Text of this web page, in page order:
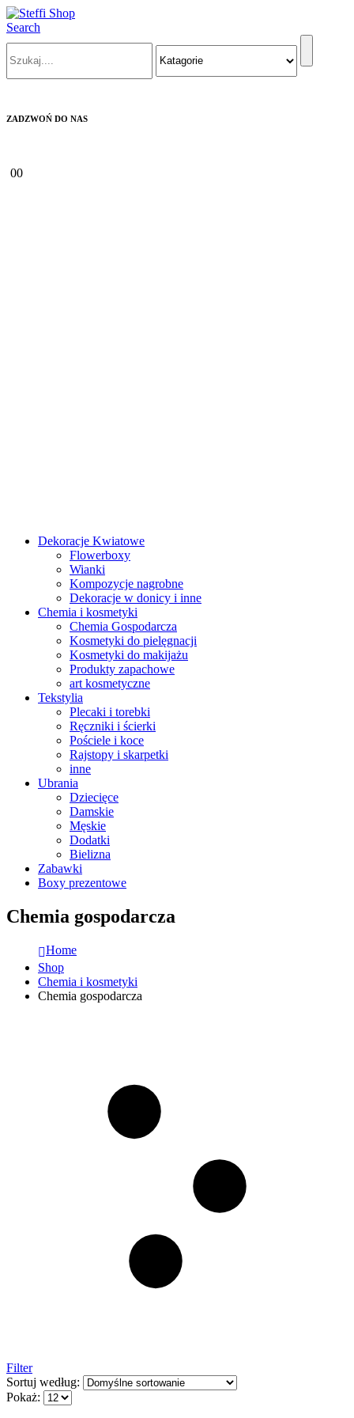
Search
ZADZWOŃ DO NAS
00
Dekoracje Kwiatowe
Flowerboxy
Wianki
Kompozycje nagrobne
Dekoracje w donicy i inne
Chemia i kosmetyki
Chemia Gospodarcza
Kosmetyki do pielęgnacji
Kosmetyki do makijażu
Produkty zapachowe
art kosmetyczne
Tekstylia
Plecaki i torebki
Ręczniki i ścierki
Pościele i koce
Rajstopy i skarpetki
inne
Ubrania
Dziecięce
Damskie
Męskie
Dodatki
Bielizna
Zabawki
Boxy prezentowe
Chemia gospodarcza
Home
Shop
Chemia i kosmetyki
Chemia gospodarcza
Filter
Sortuj według:
Pokaż: